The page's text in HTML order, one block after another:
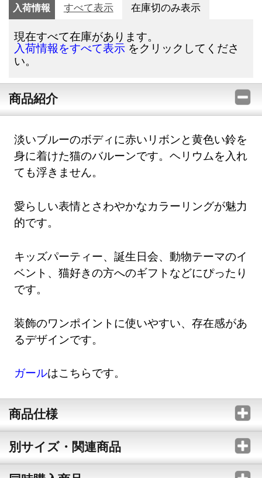
入荷情報 すべて表示 在庫切のみ表示
現在すべて在庫があります。
入荷情報をすべて表示 をクリックしてくださ
い。
商品紹介
淡いブルーのボディに赤いリボンと黄色い鈴を
身に着けた猫のバルーンです。ヘリウムを入れ
ても浮きません。
愛らしい表情とさわやかなカラーリングが魅力
的です。
キッズパーティー、誕生日会、動物テーマのイ
ベント、猫好きの方へのギフトなどにぴったり
です。
装飾のワンポイントに使いやすい、存在感があ
るデザインです。
ガールはこちらです。
商品仕様
別サイズ・関連商品